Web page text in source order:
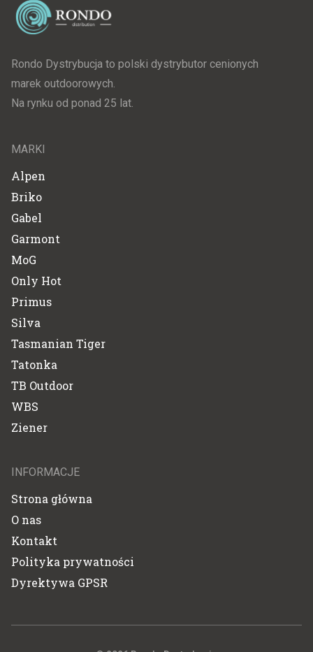
Rondo Dystrybucja to polski dystrybutor cenionych
marek outdoorowych.
Na rynku od ponad 25 lat.
MARKI
Alpen
Briko
Gabel
Garmont
MoG
Only Hot
Primus
Silva
Tasmanian Tiger
Tatonka
TB Outdoor
WBS
Ziener
INFORMACJE
Strona główna
O nas
Kontakt
Polityka prywatności
Dyrektywa GPSR